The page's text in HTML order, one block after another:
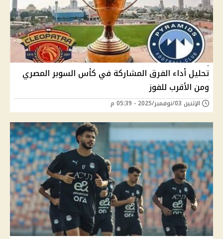
تحليل أداء الفرق المشاركة في كأس السوبر المصري
ومن الأقرب للفوز
الإثنين 03/نوفمبر/2025 - 05:39 م